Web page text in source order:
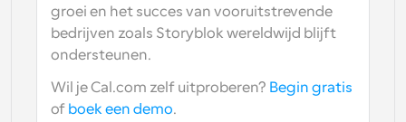
groei en het succes van vooruitstrevende
bedrijven zoals Storyblok wereldwijd blijft
ondersteunen.
Wil je Cal.com zelf uitproberen? Begin gratis
of boek een demo.